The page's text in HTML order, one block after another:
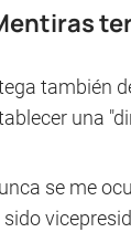
también
una
se me
sido